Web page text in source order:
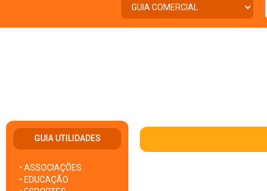
GUIA UTILIDADES
• ASSOCIAÇÕES
• EDUCAÇÃO